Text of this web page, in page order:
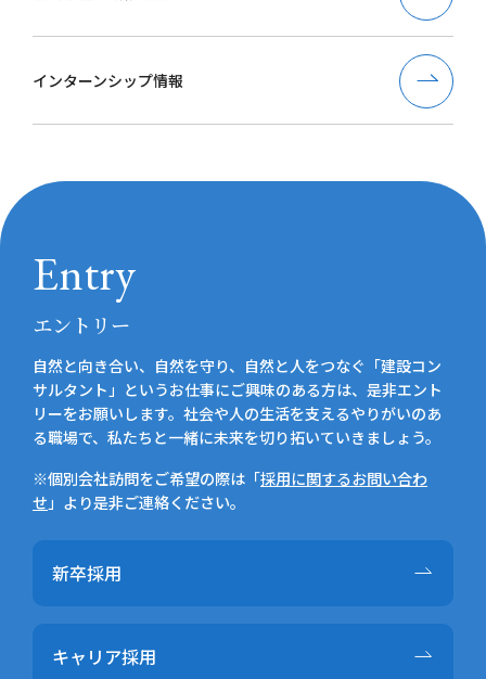
インターンシップ情報
Entry
エントリー
自然と向き合い、自然を守り、自然と人をつなぐ「建設コン
サルタント」というお仕事にご興味のある方は、是非エント
リーをお願いします。社会や人の生活を支えるやりがいのあ
る職場で、私たちと一緒に未来を切り拓いていきましょう。
※個別会社訪問をご希望の際は「採用に関するお問い合わ
せ 」より是非ご連絡ください。
新卒採用
キャリア採用